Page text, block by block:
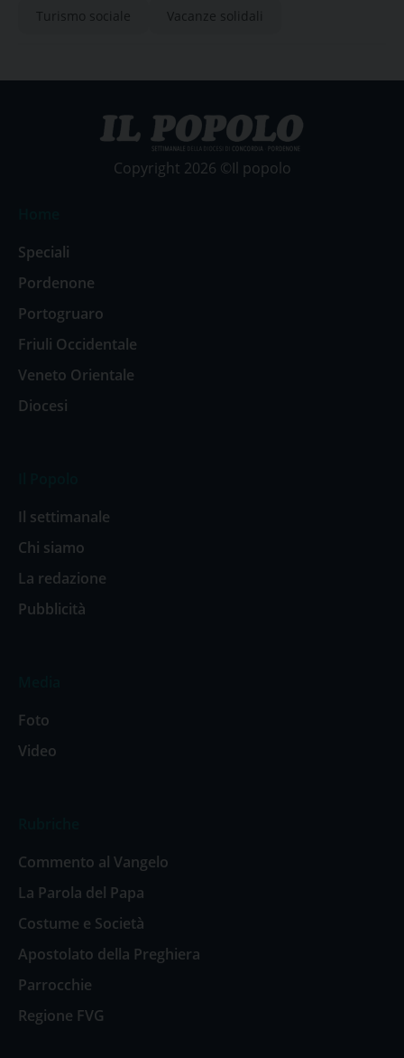
Turismo sociale Vacanze solidali
Copyright 2026 ©Il popolo
Speciali
Pordenone
Portogruaro
Friuli Occidentale
Veneto Orientale
Diocesi
Il settimanale
Chi siamo
La redazione
Pubblicità
Foto
Video
Commento al Vangelo
La Parola del Papa
Costume e Società
Apostolato della Preghiera
Parrocchie
Regione FVG